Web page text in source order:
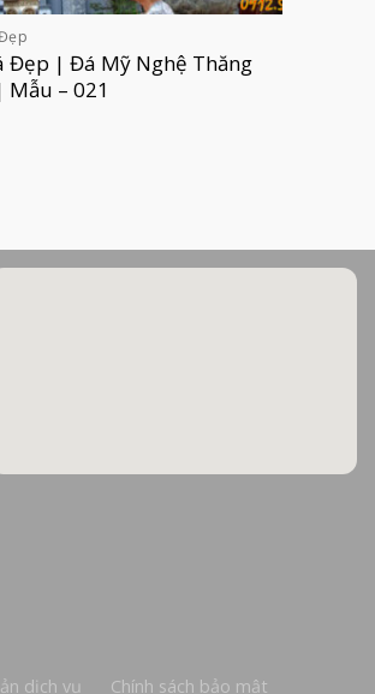
Đẹp | Đá Mỹ Nghệ Thăng
Mẫu – 021
dịch vụ Chính sách bảo mật